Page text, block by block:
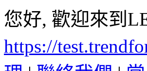
您好, 歡迎來到
https://